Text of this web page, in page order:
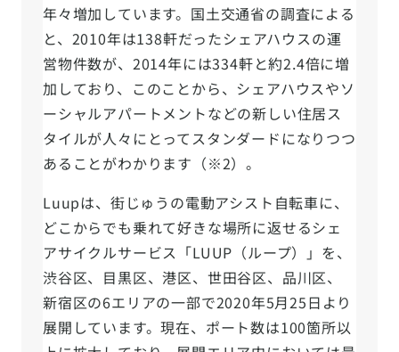
年々増加しています。国土交通省の調査による
と、2010年は138軒だったシェアハウスの運
営物件数が、2014年には334軒と約2.4倍に増
加しており、このことから、シェアハウスやソ
ーシャルアパートメントなどの新しい住居ス
タイルが人々にとってスタンダードになりつつ
あることがわかります（※2）。
Luupは、街じゅうの電動アシスト自転車に、
どこからでも乗れて好きな場所に返せるシェ
アサイクルサービス「LUUP（ループ）」を、
渋谷区、目黒区、港区、世田谷区、品川区、
新宿区の6エリアの一部で2020年5月25日より
展開しています。現在、ポート数は100箇所以